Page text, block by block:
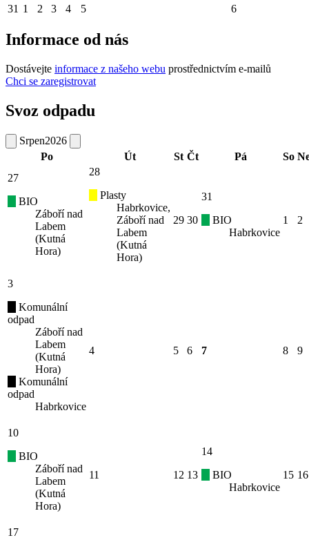
31 1 2 3 4 5 6
Informace od nás
Dostávejte informace z našeho webu prostřednictvím e-mailů
Chci se zaregistrovat
Svoz odpadu
Srpen2026
Po
Út St Čt Pá So
27
BIO
Záboří nad
Labem
(Kutná
Hora)
28
Plasty
Habrkovice,
Záboří nad
Labem
(Kutná
Hora)
29 30
31
BIO
Habrkovice
1 2
3
Komunální
odpad
Záboří nad
Labem
(Kutná
Hora)
Komunální
odpad
Habrkovice
4 5 6 7 8 9
10
BIO
Záboří nad
Labem
(Kutná
Hora)
11 12 13
14
BIO
Habrkovice
15 16
17